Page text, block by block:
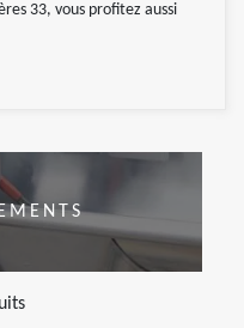
33, vous profitez aussi